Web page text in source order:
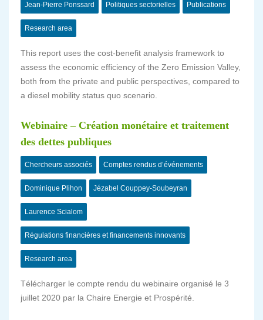
Jean-Pierre Ponssard Politiques sectorielles Publications
Research area
This report uses the cost-benefit analysis framework to
assess the economic efficiency of the Zero Emission Valley,
both from the private and public perspectives, compared to
a diesel mobility status quo scenario.
Webinaire – Création monétaire et traitement
des dettes publiques
Chercheurs associés Comptes rendus d’événements
Dominique Plihon Jézabel Couppey-Soubeyran
Laurence Scialom
Régulations financières et financements innovants
Research area
Télécharger le compte rendu du webinaire organisé le 3
juillet 2020 par la Chaire Energie et Prospérité.